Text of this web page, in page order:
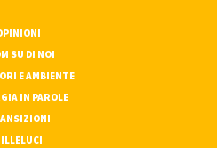
SU DI NOI
E AMBIENTE
IN PAROLE